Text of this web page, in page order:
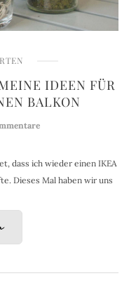
IDEEN FÜR
BALKON
dass ich wieder einen IKEA
Dieses Mal haben wir uns